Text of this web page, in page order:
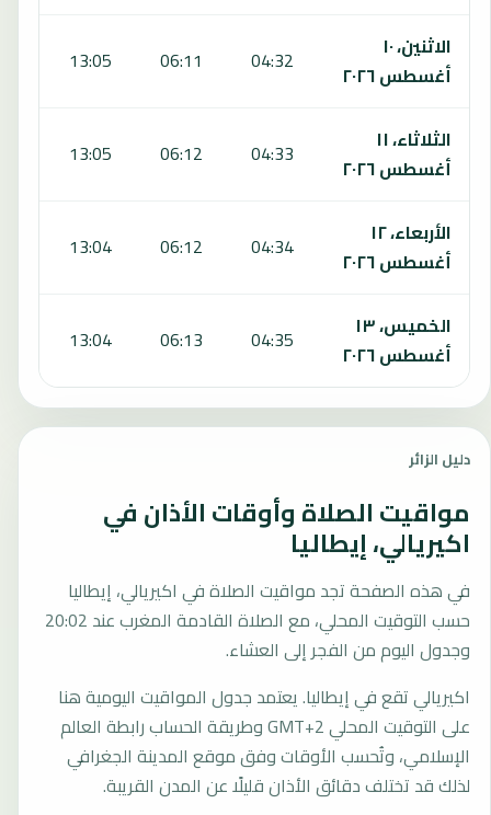
الاثنين، ١٠
أغسطس ٢٠٢٦
04:32
06:11
13:05
الثلاثاء، ١١
أغسطس ٢٠٢٦
04:33
06:12
13:05
الأربعاء، ١٢
أغسطس ٢٠٢٦
04:34
06:12
13:04
الخميس، ١٣
أغسطس ٢٠٢٦
04:35
06:13
13:04
دليل الزائر
مواقيت الصلاة وأوقات الأذان في
اكيريالي، إيطاليا
في هذه الصفحة تجد مواقيت الصلاة في اكيريالي، إيطاليا
حسب التوقيت المحلي، مع الصلاة القادمة المغرب عند 20:02
وجدول اليوم من الفجر إلى العشاء.
اكيريالي تقع في إيطاليا. يعتمد جدول المواقيت اليومية هنا
على التوقيت المحلي GMT+2 وطريقة الحساب رابطة العالم
الإسلامي، وتُحسب الأوقات وفق موقع المدينة الجغرافي
لذلك قد تختلف دقائق الأذان قليلًا عن المدن القريبة.